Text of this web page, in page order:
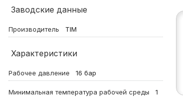
Заводские данные
Производитель TIM
Характеристики
Рабочее давление 16 бар
Минимальная температура рабочей среды
1